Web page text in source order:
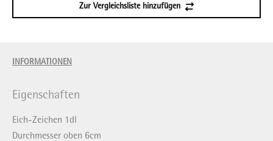
Zur Vergleichsliste hinzufügen
INFORMATIONEN
Eigenschaften
Eich-Zeichen 1dl
Durchmesser oben 6cm